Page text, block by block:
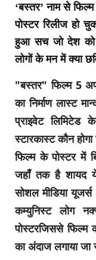
‘बस्तर’ नाम से
पोस्टर रिलीज हो
हुआ सच जो देश को
लोगों के मन में क्या
"बस्तर" फिल्म 5
का निर्माण लास्ट
प्राइवेट
स्टारकास्ट कौन
फिल्म के पोस्टर में
जहाँ तक है शायद
सोशल मीडिया
कम्युनिस्ट लोग
पोस्टरजिससे
का अंदाज लगाया